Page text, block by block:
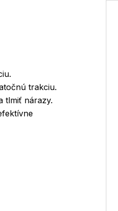
trakciu.
tlmiť nárazy.